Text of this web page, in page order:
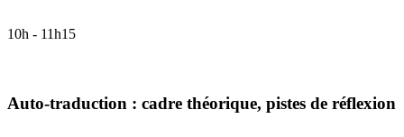
10h - 11h15
Auto-traduction : cadre théorique, pistes de réflexion